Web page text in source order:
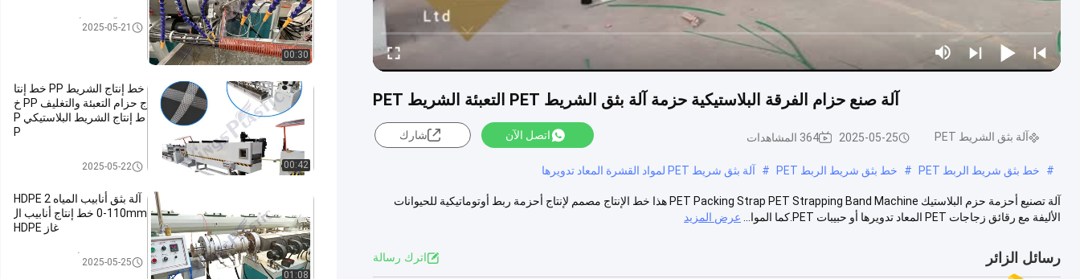
آلة صنع حزام الفرقة البلاستيكية حزمة آلة بثق الشريط PET التعبئة الشريط PET
آلة بثق الشريط PET 2025-05-25 364 المشاهدات اتصل الآن شارك
# خط بثق شريط الربط PET # خط بثق شريط الربط PET # آلة بثق شريط PET لمواد القشرة المعاد تدويرها
آلة تصنيع أحزمة حزم البلاستيك PET Packing Strap PET Strapping Band Machine هذا خط الإنتاج مصمم لإنتاج أحزمة ربط أوتوماتيكية للحيوانات
الأليفة مع رقائق زجاجات PET المعاد تدويرها أو حبيبات PET.كما الموا...
عرض المزيد
رسائل الزائر اترك رسالة
00:30
آلة بثق الأنابيب البلاستيكية
2025-05-21
00:42
خط إنتاج الشريط PP خط إنتا
ج حزام التعبئة والتغليف PP خ
ط إنتاج الشريط البلاستيكي P
P
خط إنتاج الشريط PP2025-05-22
01:08
آلة بثق أنابيب المياه HDPE 2
0-110mm خط إنتاج أنابيب ال
غاز HDPE
خط بثق الأنبوب البلاستيكي
2025-05-25